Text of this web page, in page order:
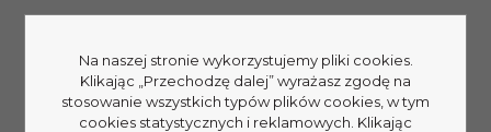
Na naszej stronie wykorzystujemy pliki cookies.
Klikając „Przechodzę dalej” wyrażasz zgodę na
stosowanie wszystkich typów plików cookies, w tym
cookies statystycznych i reklamowych. Klikając